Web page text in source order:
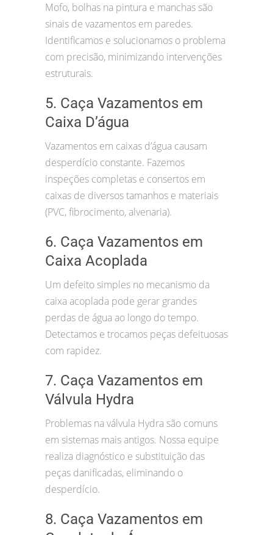
Mofo, bolhas na pintura e manchas são
sinais de vazamentos em paredes.
Identificamos e solucionamos o problema
com precisão, minimizando intervenções
estruturais.
5. Caça Vazamentos em
Caixa D’água
Vazamentos em caixas d’água causam
desperdício constante. Fazemos
inspeções completas e consertos em
caixas de diversos tamanhos e materiais
(PVC, fibrocimento, alvenaria).
6. Caça Vazamentos em
Caixa Acoplada
Um defeito simples no mecanismo da
caixa acoplada pode gerar grandes
perdas de água ao longo do tempo.
Detectamos e trocamos peças defeituosas
com rapidez.
7. Caça Vazamentos em
Válvula Hydra
Problemas na válvula Hydra são comuns
em sistemas mais antigos. Nossa equipe
realiza diagnóstico e substituição das
peças danificadas, eliminando o
desperdício.
8. Caça Vazamentos em